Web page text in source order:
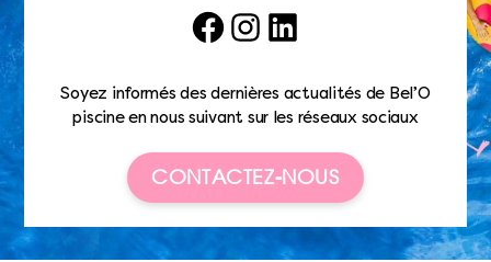
FacebookInstagramLinkedIn
Soyez informés des dernières actualités de Bel’O
piscine en nous suivant sur les réseaux sociaux
CONTACTEZ-NOUS